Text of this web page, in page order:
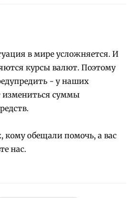
в мире усложняется. И
курсы валют. Поэтому
- у наших
измениться суммы
кому обещали помочь, а вас
нас.